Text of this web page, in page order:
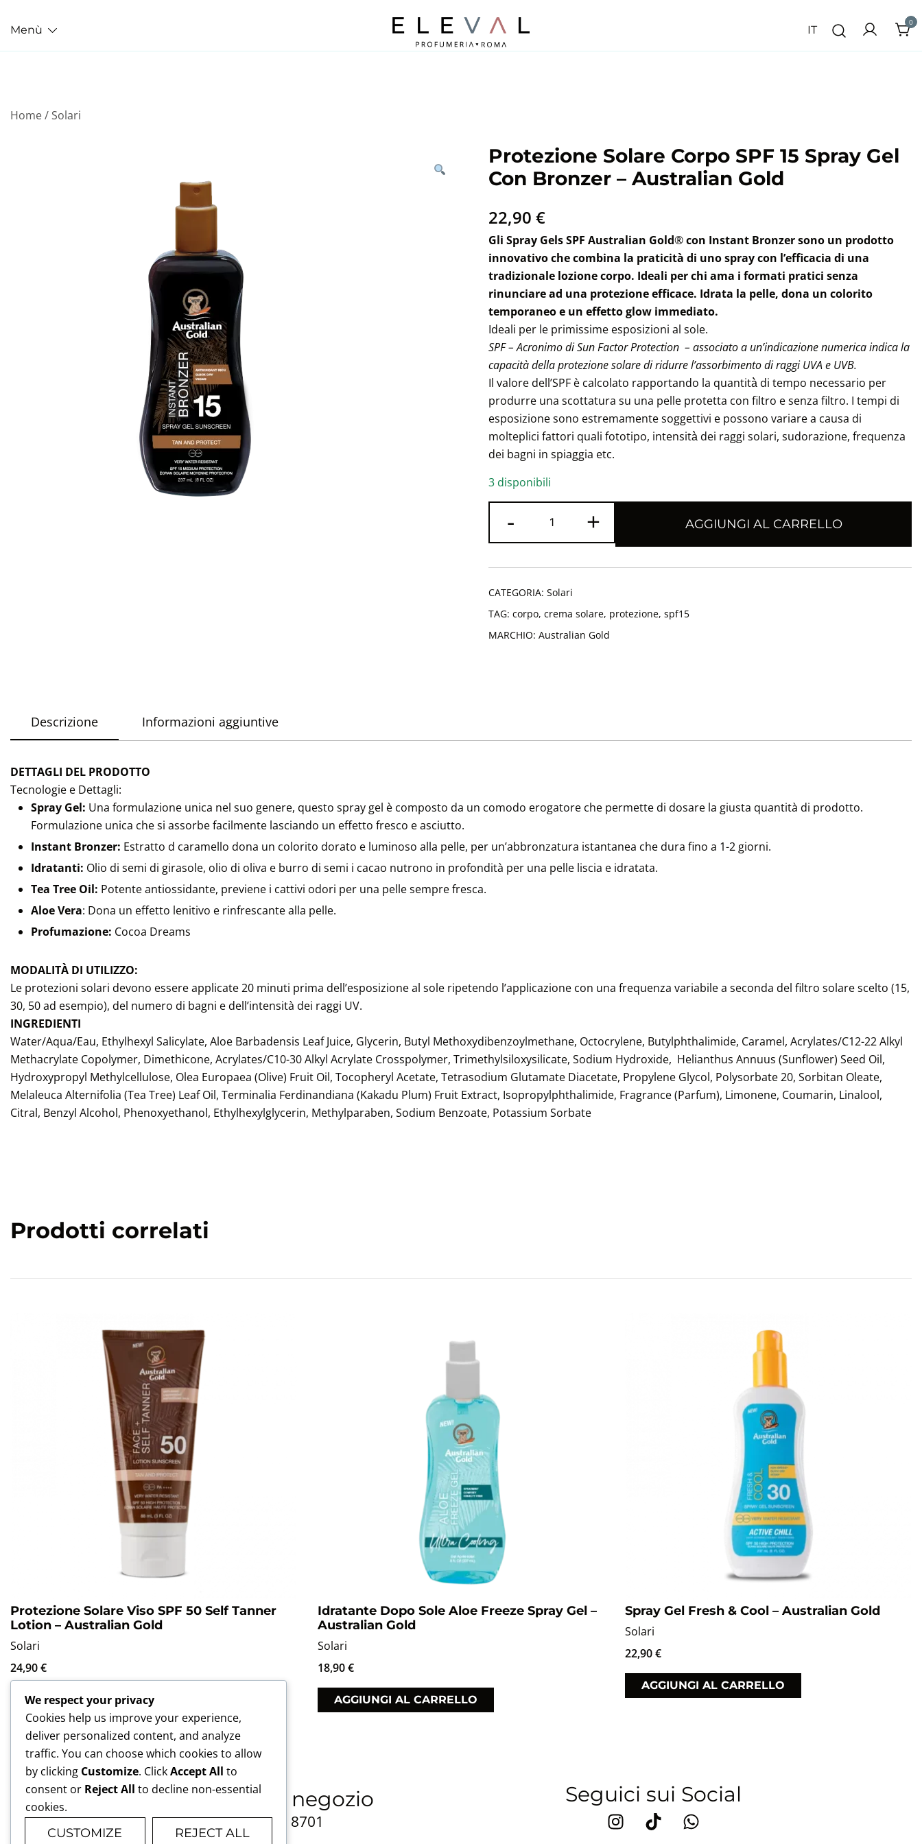
Menù IT
0
Home/ Solari
Protezione Solare Corpo SPF 15 Spray Gel
Con Bronzer – Australian Gold
22,90 €
Gli Spray Gels SPF Australian Gold®con Instant Bronzer sono un prodotto
innovativo che combina la praticità di uno spray con l’efficacia di una
tradizionale lozione corpo. Ideali per chi ama i formati pratici senza
rinunciare ad una protezione efficace. Idrata la pelle, dona un colorito
temporaneo e un effetto glow immediato.
Ideali per le primissime esposizioni al sole.
SPF – Acronimo di Sun Factor Protection – associato a un’indicazione numerica indica la
capacità della protezione solare di ridurre l’assorbimento di raggi UVA e UVB.
Il valore dell’SPF è calcolato rapportando la quantità̀ di tempo necessario per
produrre una scottatura su una pelle protetta con filtro e senza filtro. I tempi di
esposizione sono estremamente soggettivi e possono variare a causa di
molteplici fattori quali fototipo, intensità̀ dei raggi solari, sudorazione, frequenza
dei bagni in spiaggia etc.
3 disponibili
- + AGGIUNGI AL CARRELLO
CATEGORIA: Solari
TAG: corpo, crema solare, protezione, spf15
MARCHIO: Australian Gold
Descrizione Informazioni aggiuntive
DETTAGLI DEL PRODOTTO
Tecnologie e Dettagli:
Spray Gel: Una formulazione unica nel suo genere, questo spray gel è composto da un comodo erogatore che permette di dosare la giusta quantità di prodotto.
Formulazione unica che si assorbe facilmente lasciando un effetto fresco e asciutto.
Instant Bronzer: Estratto d caramello dona un colorito dorato e luminoso alla pelle, per un’abbronzatura istantanea che dura fino a 1-2 giorni.
Idratanti: Olio di semi di girasole, olio di oliva e burro di semi i cacao nutrono in profondità per una pelle liscia e idratata.
Tea Tree Oil: Potente antiossidante, previene i cattivi odori per una pelle sempre fresca.
Aloe Vera: Dona un effetto lenitivo e rinfrescante alla pelle.
Profumazione: Cocoa Dreams
MODALITÀ DI UTILIZZO:
Le protezioni solari devono essere applicate 20 minuti prima dell’esposizione al sole ripetendo l’applicazione con una frequenza variabile a seconda del filtro solare scelto (15,
30, 50 ad esempio), del numero di bagni e dell’intensità dei raggi UV.
INGREDIENTI
Water/Aqua/Eau, Ethylhexyl Salicylate, Aloe Barbadensis Leaf Juice, Glycerin, Butyl Methoxydibenzoylmethane, Octocrylene, Butylphthalimide, Caramel, Acrylates/C12-22 Alkyl
Methacrylate Copolymer, Dimethicone, Acrylates/C10-30 Alkyl Acrylate Crosspolymer, Trimethylsiloxysilicate, Sodium Hydroxide, Helianthus Annuus (Sunflower) Seed Oil,
Hydroxypropyl Methylcellulose, Olea Europaea (Olive) Fruit Oil, Tocopheryl Acetate, Tetrasodium Glutamate Diacetate, Propylene Glycol, Polysorbate 20, Sorbitan Oleate,
Melaleuca Alternifolia (Tea Tree) Leaf Oil, Terminalia Ferdinandiana (Kakadu Plum) Fruit Extract, Isopropylphthalimide, Fragrance (Parfum), Limonene, Coumarin, Linalool,
Citral, Benzyl Alcohol, Phenoxyethanol, Ethylhexylglycerin, Methylparaben, Sodium Benzoate, Potassium Sorbate
Prodotti correlati
Protezione Solare Viso SPF 50 Self Tanner
Lotion – Australian Gold
Solari
24,90€
AGGIUNGI AL CARRELLO
Idratante Dopo Sole Aloe Freeze Spray Gel –
Australian Gold
Solari
18,90€
AGGIUNGI AL CARRELLO
Spray Gel Fresh & Cool – Australian Gold
Solari
22,90€
AGGIUNGI AL CARRELLO
Chiamaci in negozio
06 4420 8701
Seguici sui Social
We respect your privacy
Cookies help us improve your experience,
deliver personalized content, and analyze
traffic. You can choose which cookies to allow
by clicking Customize. ClickAccept All to
consent or Reject All to decline non-essential
cookies.
CUSTOMIZE
REJECT ALL